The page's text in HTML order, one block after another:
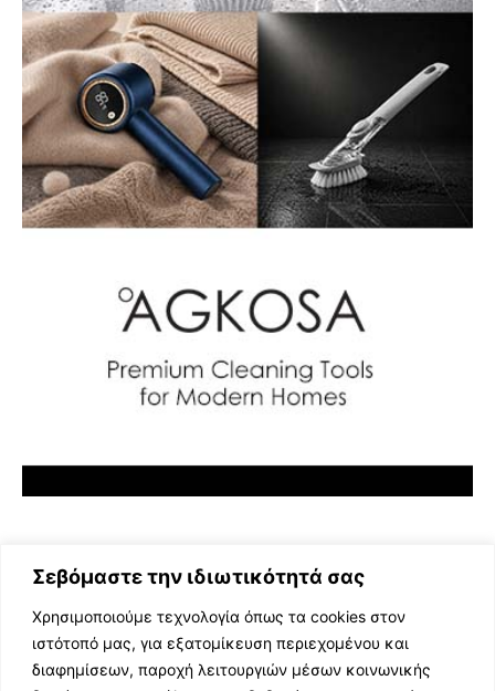
Σεβόμαστε την ιδιωτικότητά σας
Χρησιμοποιούμε τεχνολογία όπως τα cookies στον
ιστότοπό μας, για εξατομίκευση περιεχομένου και
διαφημίσεων, παροχή λειτουργιών μέσων κοινωνικής
ΕΛΛΗΝΙΚΗ ΜΟΥΣΙΚΗ